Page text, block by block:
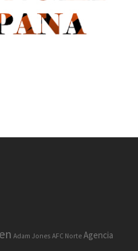
Adam Jones AFC Norte Agencia